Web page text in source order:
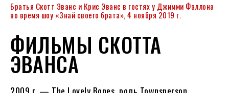
Братья Скотт Эванс и Крис Эванс в гостях у Джимми Фэллона
во время шоу «Знай своего брата», 4 ноября 2019 г.
ФИЛЬМЫ СКОТТА
ЭВАНСА